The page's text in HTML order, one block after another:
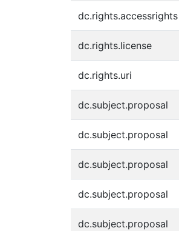
dc.rights.accessrights
dc.rights.license
dc.rights.uri
dc.subject.proposal
dc.subject.proposal
dc.subject.proposal
dc.subject.proposal
dc.subject.proposal